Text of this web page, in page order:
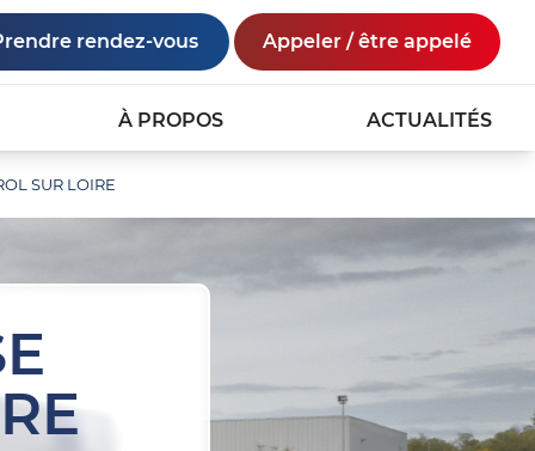
rendez-vous Appeler / être appelé
À PROPOS ACTUALITÉS
SUR LOIRE